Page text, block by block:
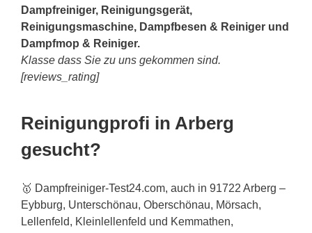
Dampfreiniger, Reinigungsgerät,
Reinigungsmaschine, Dampfbesen & Reiniger und
Dampfmop & Reiniger.
Klasse dass Sie zu uns gekommen sind.
[reviews_rating]
Reinigungprofi in Arberg
gesucht?
🥇 Dampfreiniger-Test24.com, auch in 91722 Arberg –
Eybburg, Unterschönau, Oberschönau, Mörsach,
Lellenfeld, Kleinlellenfeld und Kemmathen,